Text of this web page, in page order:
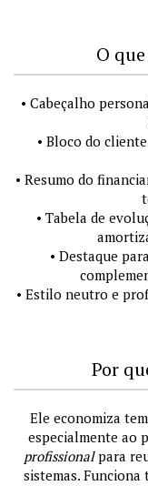
O
• Cabeçalho
• Bloco do
• Resumo do
• Tabela de
• Destaque
• Estilo neutro e
Por
Ele economiza
especialmente ao
profissionalpara
sistemas. Funciona